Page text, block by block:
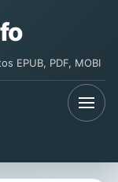
EPUB, PDF, MOBI